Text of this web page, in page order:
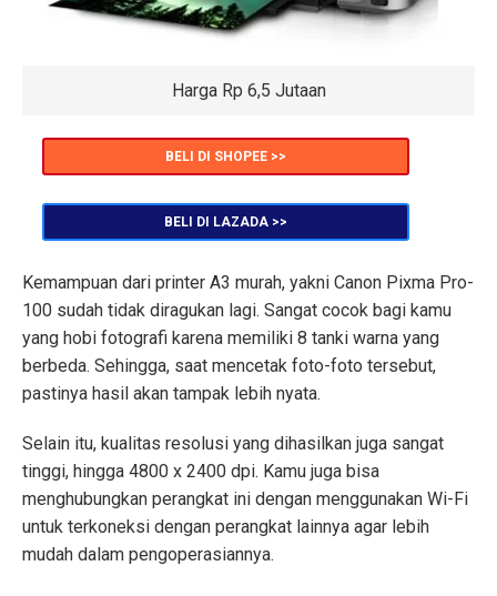
Harga Rp 6,5 Jutaan
BELI DI SHOPEE >>
BELI DI LAZADA >>
Kemampuan dari printer A3 murah, yakni Canon Pixma Pro-
100 sudah tidak diragukan lagi. Sangat cocok bagi kamu
yang hobi fotografi karena memiliki 8 tanki warna yang
berbeda. Sehingga, saat mencetak foto-foto tersebut,
pastinya hasil akan tampak lebih nyata.
Selain itu, kualitas resolusi yang dihasilkan juga sangat
tinggi, hingga 4800 x 2400 dpi. Kamu juga bisa
menghubungkan perangkat ini dengan menggunakan Wi-Fi
untuk terkoneksi dengan perangkat lainnya agar lebih
mudah dalam pengoperasiannya.